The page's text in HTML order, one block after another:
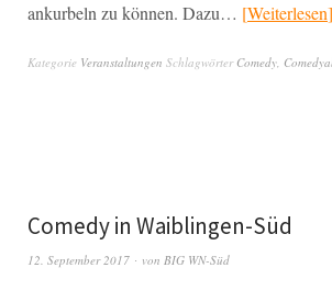
ankurbeln zu können. Dazu… Weiterlesen
Kategorie Veranstaltungen Schlagwörter Comedy,
Comedy in Waiblingen-Süd
12. September 2017 von BIG WN-Süd